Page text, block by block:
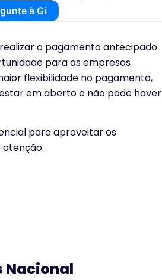
à Gi
o pagamento antecipado
para as empresas
flexibilidade no pagamento,
em aberto e não pode haver
para aproveitar os
atenção.
Nacional